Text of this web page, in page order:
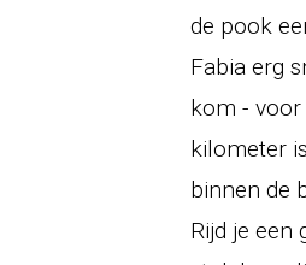
de pook
Fabia erg
kom -
kilometer
binnen de
Rijd je een